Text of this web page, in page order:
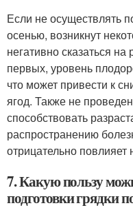
Если не осуществлять
осенью, возникнут
негативно сказаться
первых, уровень
что может привести к
ягод. Также не
способствовать
распространению
отрицательно повлияет
7. Какую пользу
подготовки грядки